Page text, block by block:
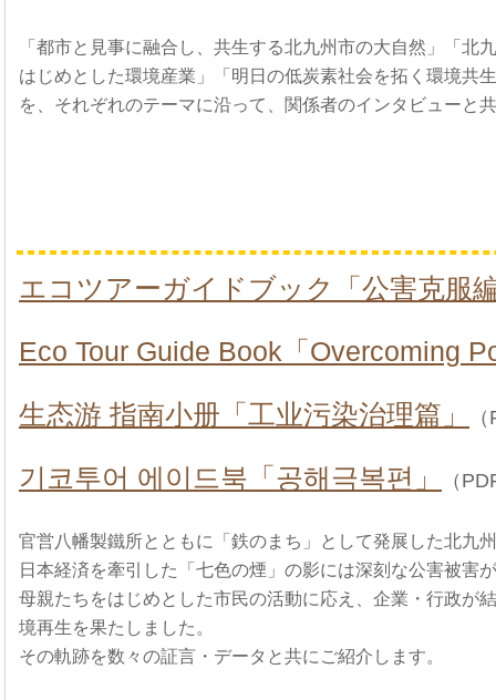
「都市と見事に融合し、共生する北九州市の大自然」「北
はじめとした環境産業」「明日の低炭素社会を拓く環境共
を、それぞれのテーマに沿って、関係者のインタビューと
エコツアーガイドブック「公害克服
Eco Tour Guide Book「Overcoming
生态游 指南小册「工业污染治理篇」
기코투어 에이드북「공해극복편」 （
官営八幡製鐵所とともに「鉄のまち」として発展した北九
日本経済を牽引した「七色の煙」の影には深刻な公害被害
母親たちをはじめとした市民の活動に応え、企業・行政が
境再生を果たしました。
その軌跡を数々の証言・データと共にご紹介します。